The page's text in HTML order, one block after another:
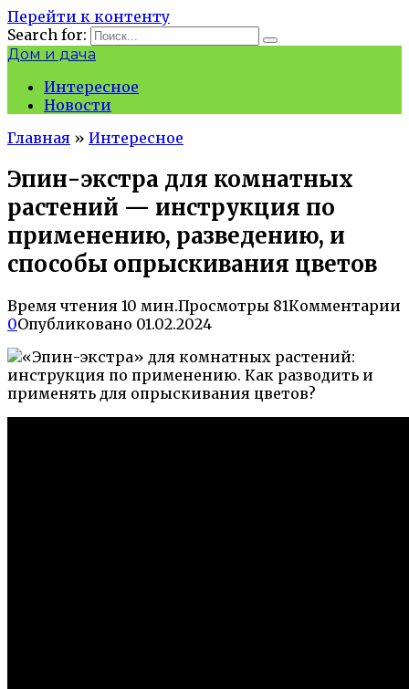
Перейти к контенту
Search for:
Дом и дача
Интересное
Новости
Главная » Интересное
Эпин-экстра для комнатных
растений — инструкция по
применению, разведению, и
способы опрыскивания цветов
Время чтения 10 мин.Просмотры 81Комментарии
0Опубликовано 01.02.2024